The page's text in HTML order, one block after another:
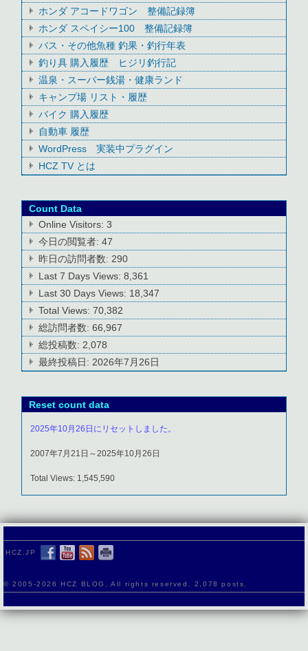
ホンダ アコードワゴン 整備記録簿
ホンダ スペイシー100 整備記録簿
バス・その他魚種 釣果・釣行年表
釣り具 購入履歴 ヒジリ釣行記
温泉・スーパー銭湯・健康ランド
キャンプ場 リスト・履歴
バイク 購入履歴
自動車 履歴
WordPress 実装中プラグイン
HCZ TV とは
Count Data
Online Visitors:3
今日の閲覧者:47
昨日の訪問者数: 290
Last 7 Days Views:8,361
Last 30 Days Views: 18,347
Total Views:70,382
総訪問者数:66,967
総投稿数: 2,078
最終投稿日: 2026年7月26日
Reset count data
2025年10月26日にリセットしました。
2007年7月21日～2025年10月26日
Total Views: 1,545,590
HCZ.JP
© 2005-2026 HCZ BLOG, All rights reserved. 2,078 posts.